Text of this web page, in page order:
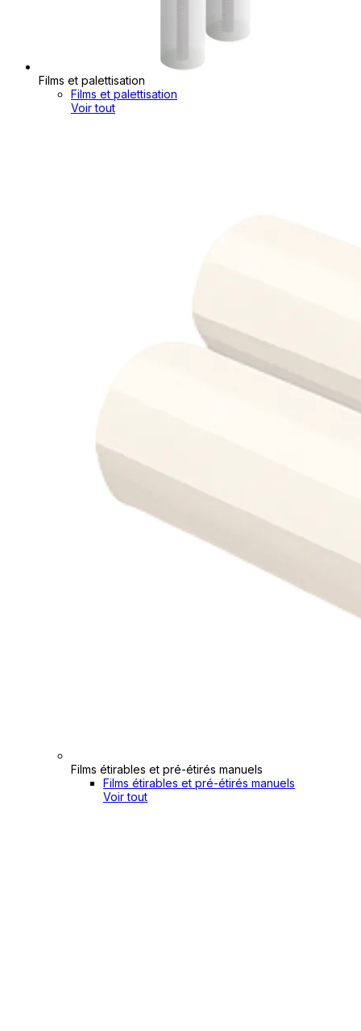
Films et palettisation
Films et palettisation
Voir tout
Films étirables et pré-étirés manuels
Films étirables et pré-étirés manuels
Voir tout